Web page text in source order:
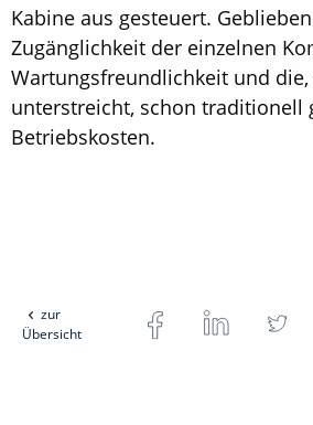
Kabine aus gesteuert.
Zugänglichkeit der einzelnen
Wartungsfreundlichkeit und
unterstreicht, schon traditionell
Betriebskosten.
zur
Übersicht